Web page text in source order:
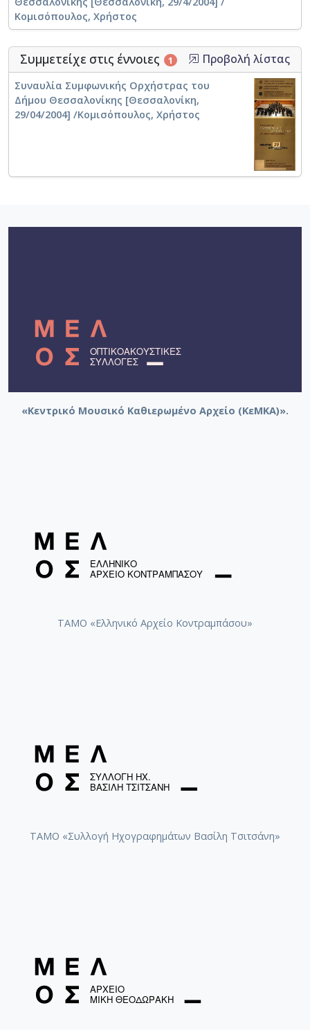
Κομισόπουλος, Χρήστος
Συμμετείχε στις έννοιες 1 Προβολή λίστας
Συναυλία Συμφωνικής Ορχήστρας του
Δήμου Θεσσαλονίκης [Θεσσαλονίκη,
29/04/2004] /Κομισόπουλος, Χρήστος
«Κεντρικό Μουσικό Καθιερωμένο Αρχείο (ΚεΜΚΑ)».
ΤΑΜΟ «Ελληνικό Αρχείο Κοντραμπάσου»
ΤΑΜΟ «Συλλογή Ηχογραφημάτων Βασίλη Τσιτσάνη»